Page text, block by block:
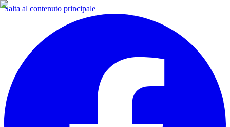
Salta al contenuto principale